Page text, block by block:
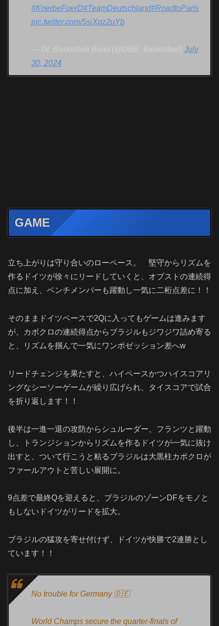
#KoerbeFuerD#TeamDeutschland#RoadtoParis
pic.twitter.com/5sjXqz2uYb
— Dt. Basketball Bund (@DBB_Basketball) July
30, 2024
GAME
立ち上がりは守り合いのローペース。 堅守からリズムを
作るドイツが徐々にリードしていくと、オブストの連続得
点に加え、ベンチメンバーも躍動し一気に二桁点差に！！
そのままドイツペースで2Qに入ってもゲームは進みます
が、カボクロの連続得点からブラジルもジワジワ詰め寄る
と、リズムを掴んで一気にワンポゼッション差へw
リードチェンジを果たすと、ハイペースかつハイスコアリ
ングなシーソーゲームが繰り広げられ、タイスコアで試合
を折り返します！！
後半は一進一退の攻防からシュルーダー、フランツと躍動
し、トランジションからリズムを作るドイツが一気に抜け
出すと、ついて行こうと粘るブラジルは大黒柱カボクロが
ファールアウトと苦しい展開に。
9点差で最終Qを迎えると、ブラジルのゾーンDFをモノと
もしないドイツがリードを拡大。
ブラジルの猛攻を寄せ付けず、ドイツが快勝で2連勝とし
ています！！
No trouble for Germany 🇩🇪
World Champs secure the quarter-finals of